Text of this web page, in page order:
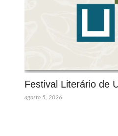
Festival Literário de
agosto 5, 2026